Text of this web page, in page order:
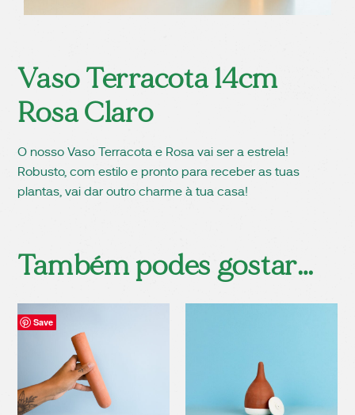
Vaso Terracota 14cm
Rosa Claro
O nosso Vaso Terracota e Rosa vai ser a estrela!
Robusto, com estilo e pronto para receber as tuas
plantas, vai dar outro charme à tua casa!
Também podes gostar…
Save
Save
Save
Save